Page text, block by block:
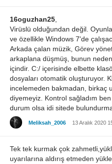
16oguzhan25
Virüslü olduğundan değil.
ve özellikle Windows 7'de
Arkada çalan müzik, Görev
arkaplana düşmüş, bunun
içindir. C:/ içerisinde elbette
dosyaları otomatik oluşturuyor.
incelemeden bakmadan, birkaç
diyemeyiz. Kontrol sağladım
durum olsa idi sitede
Meliksah_2006 13 Aralık 2020
Tek tek kurmak çok
uyarılarına aldırış etmeden